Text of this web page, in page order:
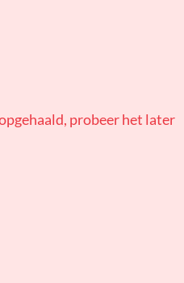
probeer het later